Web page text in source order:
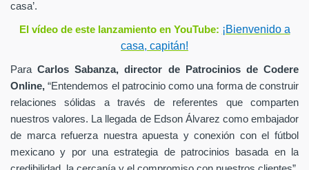
casa’.
El vídeo de este lanzamiento en YouTube: ¡Bienvenido a
casa, capitán!
ParaCarlos Sabanza, director de Patrocinios de Codere
Online, “Entendemos el patrocinio como una forma de construir
relaciones sólidas a través de referentes que comparten
nuestros valores. La llegada de Edson Álvarez como embajador
de marca refuerza nuestra apuesta y conexión con el fútbol
mexicano y por una estrategia de patrocinios basada en la